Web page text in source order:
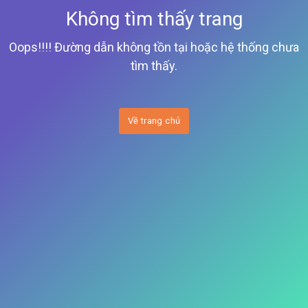
Không tìm thấy trang
Oops!!!! Đường dẫn không tồn tại hoặc hệ thống chưa
tìm thấy.
Về trang chủ